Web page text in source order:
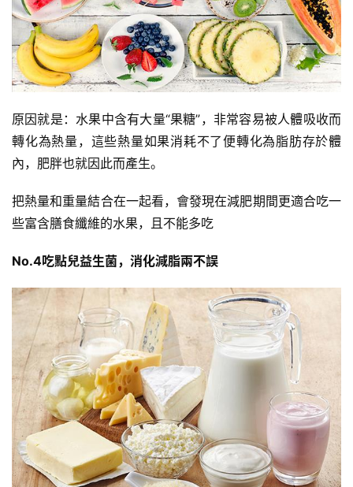
原因就是：水果中含有大量“果糖”，非常容易被人體吸收而
轉化為熱量，這些熱量如果消耗不了便轉化為脂肪存於體
內，肥胖也就因此而產生。
把熱量和重量結合在一起看，會發現在減肥期間更適合吃一
些富含膳食纖維的水果，且不能多吃
No.4吃點兒益生菌，消化減脂兩不誤